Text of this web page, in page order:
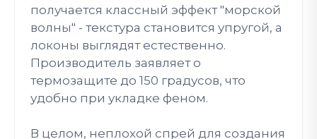
получается классный эффект "морской
волны" - текстура становится упругой, а
локоны выглядят естественно.
Производитель заявляет о
термозащите до 150 градусов, что
удобно при укладке феном.
В целом, неплохой спрей для создания